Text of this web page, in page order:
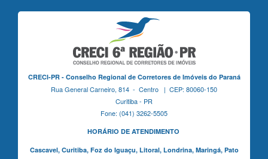
CRECI-PR - Conselho Regional de Corretores de Imóveis do Paraná
Rua General Carneiro, 814 - Centro | CEP: 80060-150
Curitiba - PR
Fone: (041) 3262-5505
HORÁRIO DE ATENDIMENTO
Cascavel, Curitiba,Foz do Iguaçu, Litoral, Londrina, Maringá, Pato